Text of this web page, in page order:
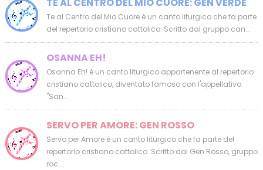
TE AL CENTRO DEL MIO CUORE: GEN VERDE
Te al Centro del Mio Cuore è un canto liturgico che fa parte
del repertorio cristiano cattolico. Scritto dal gruppo can...
OSANNA EH!
Osanna Eh! è un canto liturgico appartenente al repertorio
cristiano cattolico, diventato famoso con l'appellativo
"San...
SERVO PER AMORE: GEN ROSSO
Servo per Amore è un canto liturgico che fa parte del
repertorio cristiano cattolico. Scritto dai Gen Rosso, gruppo
roc...